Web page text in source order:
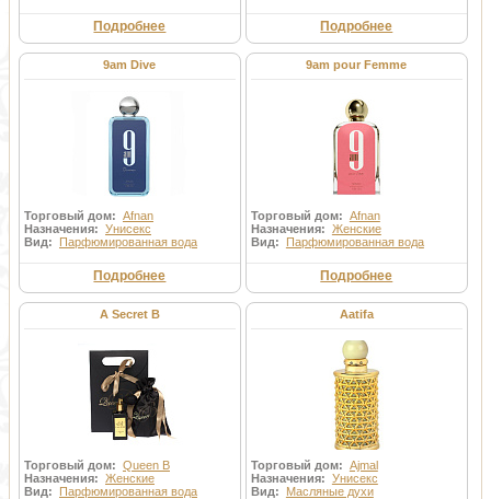
Подробнее Подробнее
9am Dive
Торговый дом: Afnan
Назначения: Унисекс
Вид: Парфюмированная вода
Подробнее
9am pour Femme
Торговый дом: Afnan
Назначения: Женские
Вид: Парфюмированная вода
Подробнее
A Secret B
Торговый дом: Queen B
Назначения: Женские
Вид: Парфюмированная вода
Aatifa
Торговый дом: Ajmal
Назначения: Унисекс
Вид: Масляные духи